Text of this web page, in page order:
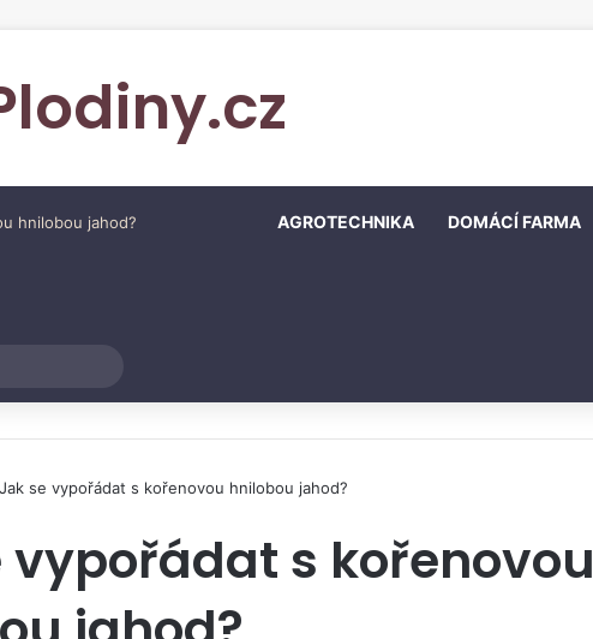
hnilobou jahod? AGROTECHNIKA DOMÁCÍ FARMA
for
Jak se vypořádat s kořenovou hnilobou jahod?
vypořádat s kořenovou